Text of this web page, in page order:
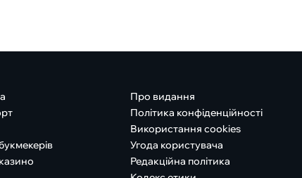
Про видання
Політика конфіденційності
Використання cookies
Угода користувача
Редакційна політика